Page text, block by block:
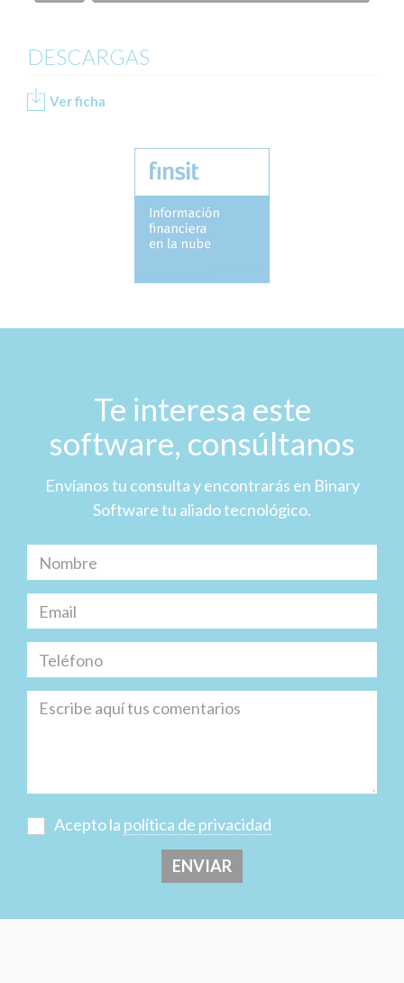
DESCARGAS
Ver ficha
Te interesa este
software, consúltanos
Envíanos tu consulta y encontrarás en Binary
Software tu aliado tecnológico.
Acepto la política de privacidad
ENVIAR